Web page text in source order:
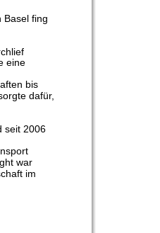
Basel fing
eine
bis
dafür,
seit 2006
war
im